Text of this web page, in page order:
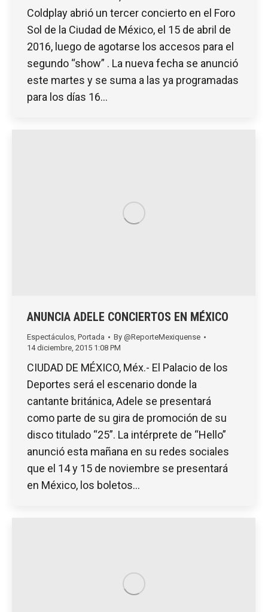
Coldplay abrió un tercer concierto en el Foro
Sol de la Ciudad de México, el 15 de abril de
2016, luego de agotarse los accesos para el
segundo “show” . La nueva fecha se anunció
este martes y se suma a las ya programadas
para los días 16…
ANUNCIA ADELE CONCIERTOS EN MÉXICO
Espectáculos, Portada By @ReporteMexiquense
14 diciembre, 2015 1:08 PM
CIUDAD DE MÉXICO, Méx.- El Palacio de los
Deportes será el escenario donde la
cantante británica, Adele se presentará
como parte de su gira de promoción de su
disco titulado “25”. La intérprete de “Hello”
anunció esta mañana en su redes sociales
que el 14 y 15 de noviembre se presentará
en México, los boletos…